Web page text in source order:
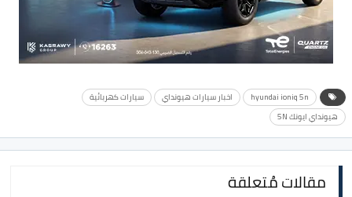
hyundai ioniq 5n اخبار سيارات هيونداي
سيارات كهربائية
هيونداي ايونك 5N
مقالات مُتعلقة